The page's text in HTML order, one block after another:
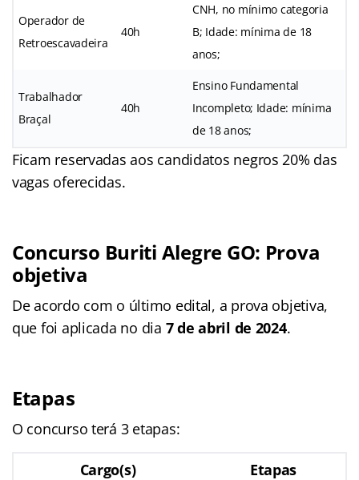
Operador de
Retroescavadeira
40h
CNH, no mínimo categoria
B; Idade: mínima de 18
anos;
Trabalhador
Braçal
40h
Ensino Fundamental
Incompleto; Idade: mínima
de 18 anos;
Ficam reservadas aos candidatos negros 20% das
vagas oferecidas.
Concurso Buriti Alegre GO: Prova
objetiva
De acordo com o último edital, a prova objetiva,
que foi aplicada no dia 7 de abril de 2024.
Etapas
O concurso terá 3 etapas:
Cargo(s) Etapas